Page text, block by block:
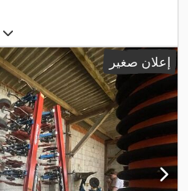
إعلان صغير